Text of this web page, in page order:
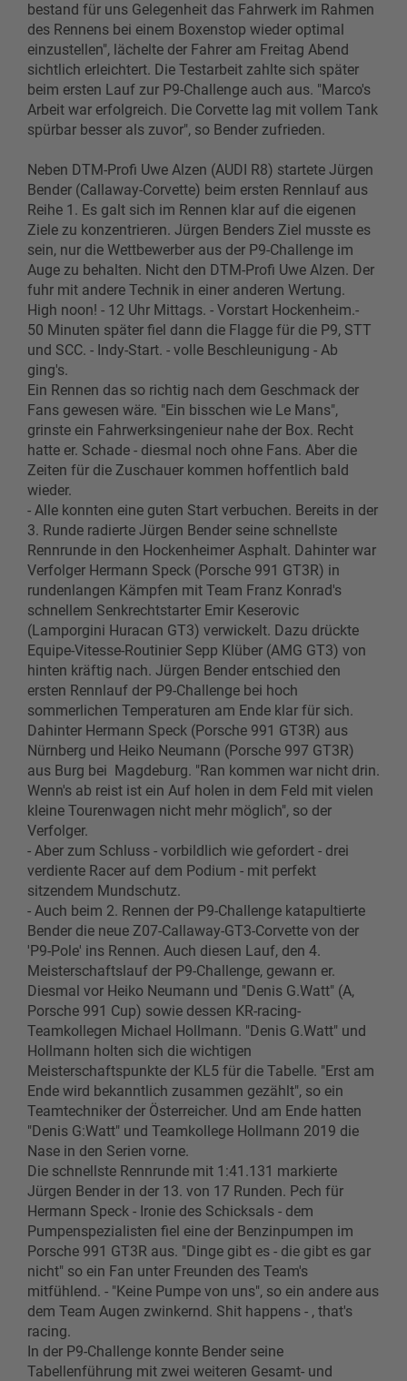
bestand für uns Gelegenheit das Fahrwerk im Rahmen
des Rennens bei einem Boxenstop wieder optimal
einzustellen", lächelte der Fahrer am Freitag Abend
sichtlich erleichtert. Die Testarbeit zahlte sich später
beim ersten Lauf zur P9-Challenge auch aus. "Marco's
Arbeit war erfolgreich. Die Corvette lag mit vollem Tank
spürbar besser als zuvor", so Bender zufrieden.
Neben DTM-Profi Uwe Alzen (AUDI R8) startete Jürgen
Bender (Callaway-Corvette) beim ersten Rennlauf aus
Reihe 1. Es galt sich im Rennen klar auf die eigenen
Ziele zu konzentrieren. Jürgen Benders Ziel musste es
sein, nur die Wettbewerber aus der P9-Challenge im
Auge zu behalten. Nicht den DTM-Profi Uwe Alzen. Der
fuhr mit andere Technik in einer anderen Wertung.
High noon! - 12 Uhr Mittags. - Vorstart Hockenheim.-
50 Minuten später fiel dann die Flagge für die P9, STT
und SCC. - Indy-Start. - volle Beschleunigung - Ab
ging's.
Ein Rennen das so richtig nach dem Geschmack der
Fans gewesen wäre. "Ein bisschen wie Le Mans",
grinste ein Fahrwerksingenieur nahe der Box. Recht
hatte er. Schade - diesmal noch ohne Fans. Aber die
Zeiten für die Zuschauer kommen hoffentlich bald
wieder.
- Alle konnten eine guten Start verbuchen. Bereits in der
3. Runde radierte Jürgen Bender seine schnellste
Rennrunde in den Hockenheimer Asphalt. Dahinter war
Verfolger Hermann Speck (Porsche 991 GT3R) in
rundenlangen Kämpfen mit Team Franz Konrad's
schnellem Senkrechtstarter Emir Keserovic
(Lamporgini Huracan GT3) verwickelt. Dazu drückte
Equipe-Vitesse-Routinier Sepp Klüber (AMG GT3) von
hinten kräftig nach. Jürgen Bender entschied den
ersten Rennlauf der P9-Challenge bei hoch
sommerlichen Temperaturen am Ende klar für sich.
Dahinter Hermann Speck (Porsche 991 GT3R) aus
Nürnberg und Heiko Neumann (Porsche 997 GT3R)
aus Burg bei Magdeburg. "Ran kommen war nicht drin.
Wenn's ab reist ist ein Auf holen in dem Feld mit vielen
kleine Tourenwagen nicht mehr möglich", so der
Verfolger.
- Aber zum Schluss - vorbildlich wie gefordert - drei
verdiente Racer auf dem Podium - mit perfekt
sitzendem Mundschutz.
- Auch beim 2. Rennen der P9-Challenge katapultierte
Bender die neue Z07-Callaway-GT3-Corvette von der
'P9-Pole' ins Rennen. Auch diesen Lauf, den 4.
Meisterschaftslauf der P9-Challenge, gewann er.
Diesmal vor Heiko Neumann und "Denis G.Watt" (A,
Porsche 991 Cup) sowie dessen KR-racing-
Teamkollegen Michael Hollmann. "Denis G.Watt" und
Hollmann holten sich die wichtigen
Meisterschaftspunkte der KL5 für die Tabelle. "Erst am
Ende wird bekanntlich zusammen gezählt", so ein
Teamtechniker der Österreicher. Und am Ende hatten
"Denis G:Watt" und Teamkollege Hollmann 2019 die
Nase in den Serien vorne.
Die schnellste Rennrunde mit 1:41.131 markierte
Jürgen Bender in der 13. von 17 Runden. Pech für
Hermann Speck - Ironie des Schicksals - dem
Pumpenspezialisten fiel eine der Benzinpumpen im
Porsche 991 GT3R aus. "Dinge gibt es - die gibt es gar
nicht" so ein Fan unter Freunden des Team's
mitfühlend. - "Keine Pumpe von uns", so ein andere aus
dem Team Augen zwinkernd. Shit happens - , that's
racing.
In der P9-Challenge konnte Bender seine
Tabellenführung mit zwei weiteren Gesamt- und